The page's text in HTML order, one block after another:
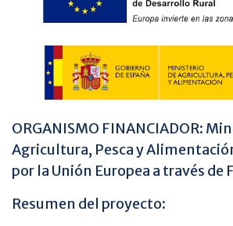
ORGANISMO FINANCIADOR:
Agricultura, Pesca y
por la Unión Europea a través de
Resumen del proyecto: